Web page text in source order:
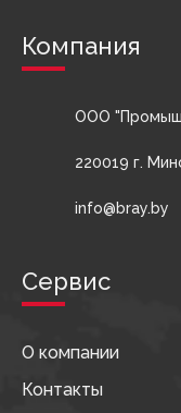
Компания
ООО
220019 г.
info@bray.by
Сервис
О компании
Контакты